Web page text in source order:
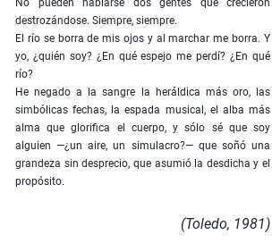
No pueden hablarse dos gentes que crecieron
destrozándose. Siempre, siempre.
El río se borra de mis ojos y al marchar me borra. Y
yo, ¿quién soy? ¿En qué espejo me perdí? ¿En qué
río?
He negado a la sangre la heráldica más oro, las
simbólicas fechas, la espada musical, el alba más
alma que glorifica el cuerpo, y sólo sé que soy
alguien —¿un aire, un simulacro?— que soñó una
grandeza sin desprecio, que asumió la desdicha y el
propósito.
(Toledo, 1981)